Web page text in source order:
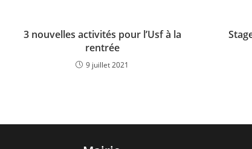
3 nouvelles activités pour l’Usf à la
rentrée
9 juillet 2021